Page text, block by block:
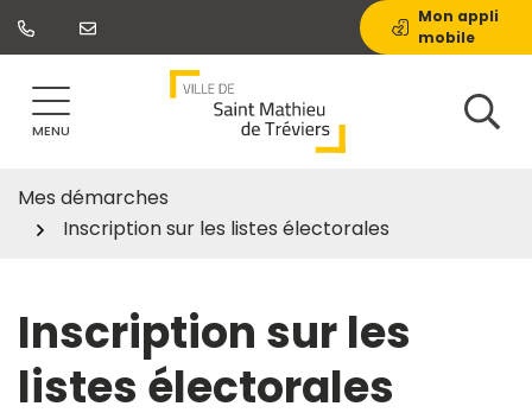
Aller
Mon appli
mobile
MENU
Mes démarches
Inscription sur les listes électorales
Inscription sur les
listes électorales